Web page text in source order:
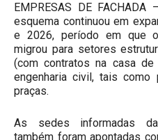
EMPRESAS DE
esquema continuou em
e 2026, período em que
migrou para setores
(com contratos na casa
engenharia civil, tais como
praças.
As sedes informadas
também foram apontadas